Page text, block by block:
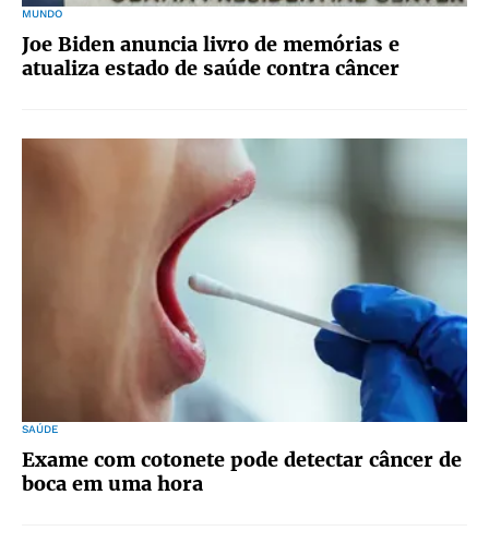
MUNDO
Joe Biden anuncia livro de memórias e
atualiza estado de saúde contra câncer
SAÚDE
Exame com cotonete pode detectar câncer de
boca em uma hora